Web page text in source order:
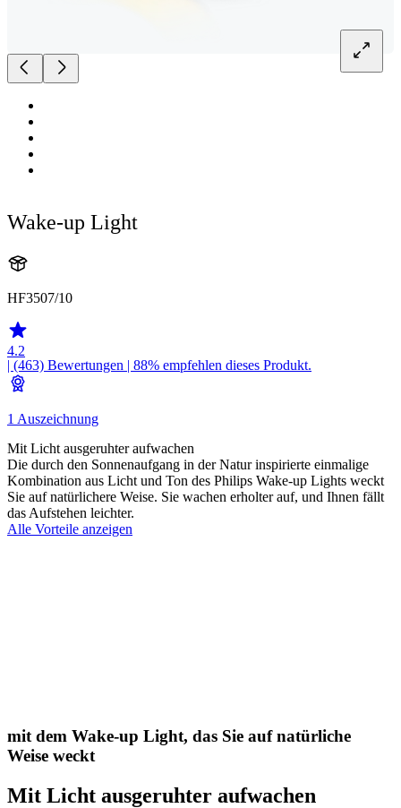
Wake-up Light
HF3507/10
4.2
| (463) Bewertungen | 88% empfehlen dieses Produkt.
1 Auszeichnung
Mit Licht ausgeruhter aufwachen
Die durch den Sonnenaufgang in der Natur inspirierte einmalige
Kombination aus Licht und Ton des Philips Wake-up Lights weckt
Sie auf natürlichere Weise. Sie wachen erholter auf, und Ihnen fällt
das Aufstehen leichter.
Alle Vorteile anzeigen
mit dem Wake-up Light, das Sie auf natürliche
Weise weckt
Mit Licht ausgeruhter aufwachen